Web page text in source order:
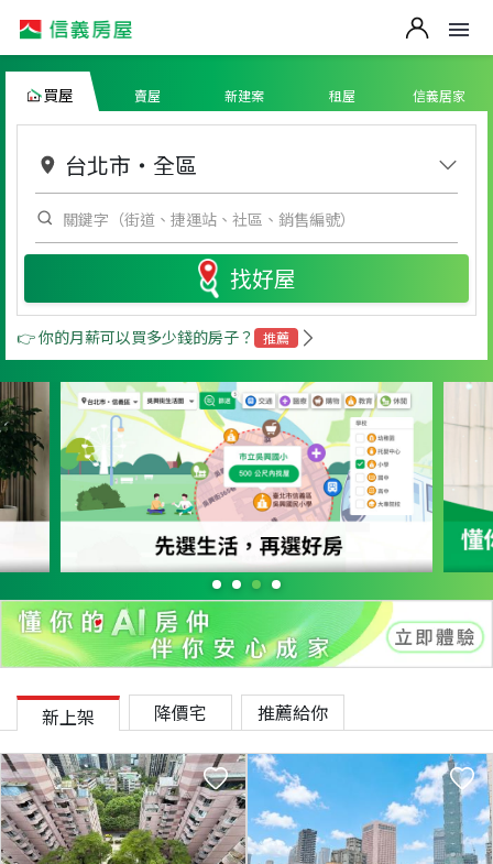
買屋 賣屋 新建案 租屋 信義居家
台北市 ・ 全區
找好屋
👉 你的月薪可以買多少錢的房子？ 推薦
新上架 降價宅 推薦給你